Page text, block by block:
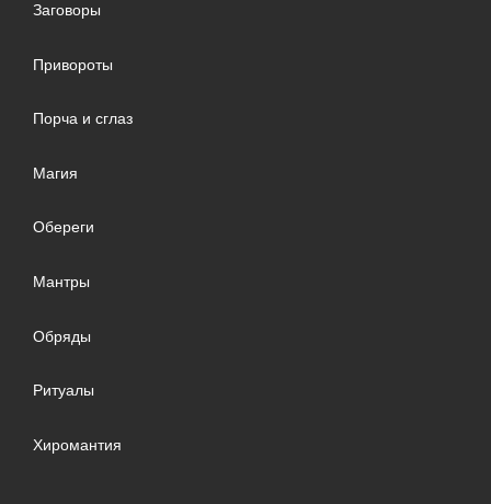
Заговоры
Привороты
Порча и сглаз
Магия
Обереги
Мантры
Обряды
Ритуалы
Хиромантия